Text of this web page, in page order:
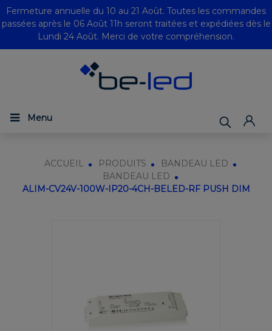
Fermeture annuelle du 10 au 21 Août. Toutes les commandes
passées après le 06 Août 11h seront traitées et expédiées dès le
Lundi 24 Août. Merci de votre compréhension.
Menu
ACCUEIL PRODUITS
BANDEAU LED
BANDEAU LED
ALIM-CV24V-100W-IP20-4CH-BELED-RF PUSH DIM